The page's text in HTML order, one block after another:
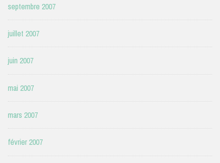
septembre 2007
juillet 2007
juin 2007
mai 2007
mars 2007
février 2007